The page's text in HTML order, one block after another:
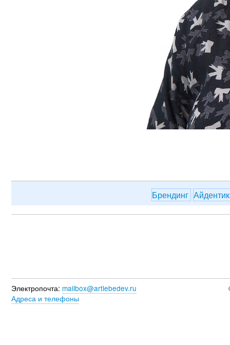
Брендинг
Электропочта: mailbox@artlebedev.ru
Адреса и телефоны